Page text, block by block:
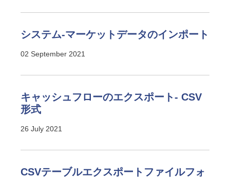
システム-マーケットデータのインポート
02 September 2021
キャッシュフローのエクスポート- CSV
形式
26 July 2021
CSVテーブルエクスポートファイルフォ